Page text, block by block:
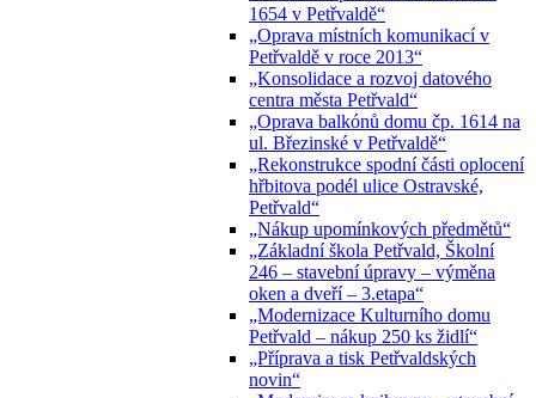
1654 v Petřvaldě“
„Oprava místních komunikací v
Petřvaldě v roce 2013“
„Konsolidace a rozvoj datového
centra města Petřvald“
„Oprava balkónů domu čp. 1614 na
ul. Březinské v Petřvaldě“
„Rekonstrukce spodní části oplocení
hřbitova podél ulice Ostravské,
Petřvald“
„Nákup upomínkových předmětů“
„Základní škola Petřvald, Školní
246 – stavební úpravy – výměna
oken a dveří – 3.etapa“
„Modernizace Kulturního domu
Petřvald – nákup 250 ks židlí“
„Příprava a tisk Petřvaldských
novin“